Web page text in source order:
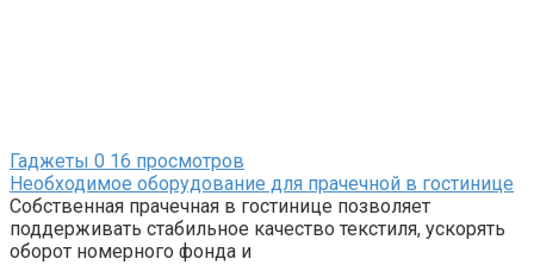
Гаджеты 0 16 просмотров
Необходимое оборудование для прачечной в гостинице
Собственная прачечная в гостинице позволяет
поддерживать стабильное качество текстиля, ускорять
оборот номерного фонда и